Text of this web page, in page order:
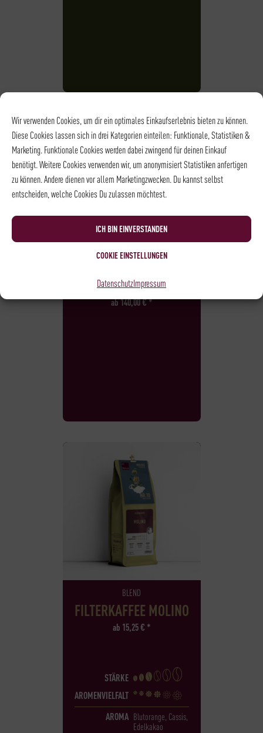
Wir verwenden Cookies, um dir ein optimales Einkaufserlebnis bieten zu können.
Diese Cookies lassen sich in drei Kategorien einteilen: Funktionale, Statistiken &
Marketing. Funktionale Cookies werden dabei zwingend für deinen Einkauf
benötigt. Weitere Cookies verwenden wir, um anonymisiert Statistiken anfertigen
zu können. Andere dienen vor allem Marketingzwecken. Du kannst selbst
entscheiden, welche Cookies Du zulassen möchtest.
ICH BIN EINVERSTANDEN
COOKIE EINSTELLUNGEN
DatenschutzImpressum
FILTERKAFFEE ABO
360°
ab140,00€*
BLEND
FILTERKAFFEE MOLINO
ab 15,25€ *
STÄRKE
AROMENVIELFALT
AROMA Blutorange, Cassis,
Edelkakao